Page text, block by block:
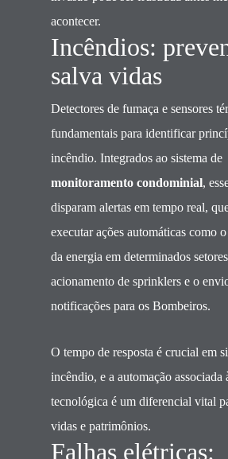
acontecer.
Incêndios:
salva vidas
Detectores de fumaça e sensores
fundamentais para identificar
incêndio. Integrados ao sistema de
monitoramento condominial,
disparam alertas em tempo real,
executar ações automáticas como
da energia em determinados
acionamento de sprinklers e o
notificações para os Bombeiros.
O tempo de resposta é crucial em
incêndio, e a automação associada
tecnológica é um diferencial vital
vidas e patrimônios.
Falhas elétricas: